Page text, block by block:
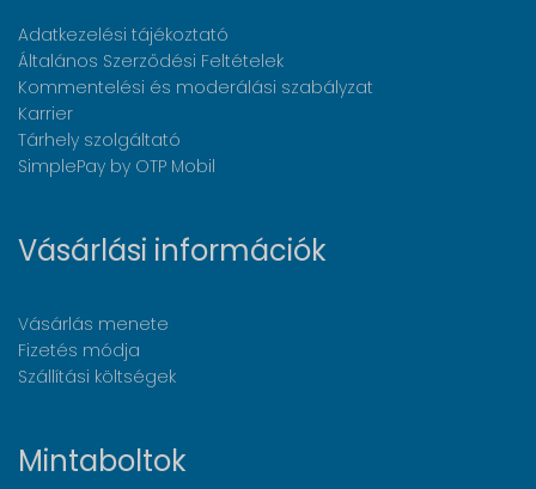
Adatkezelési tájékoztató
Általános Szerződési Feltételek
Kommentelési és moderálási szabályzat
Karrier
Tárhely szolgáltató
SimplePay by OTP Mobil
Vásárlási információk
Vásárlás menete
Fizetés módja
Szállítási költségek
Mintaboltok